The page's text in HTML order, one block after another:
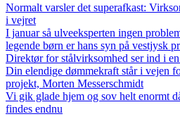
Normalt varsler det superafkast:
i vejret
I januar så ulveeksperten ingen
legende børn er hans syn på vestjysk
Direktør for stålvirksomhed ser ind i
Din elendige dømmekraft står i vejen
projekt, Morten Messerschmidt
Vi gik glade hjem og sov helt enormt
findes endnu